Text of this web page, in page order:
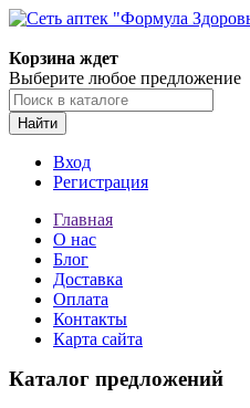
Корзина ждет
Выберите любое предложение
Найти
Вход
Регистрация
Главная
О нас
Блог
Доставка
Оплата
Контакты
Карта сайта
Каталог предложений